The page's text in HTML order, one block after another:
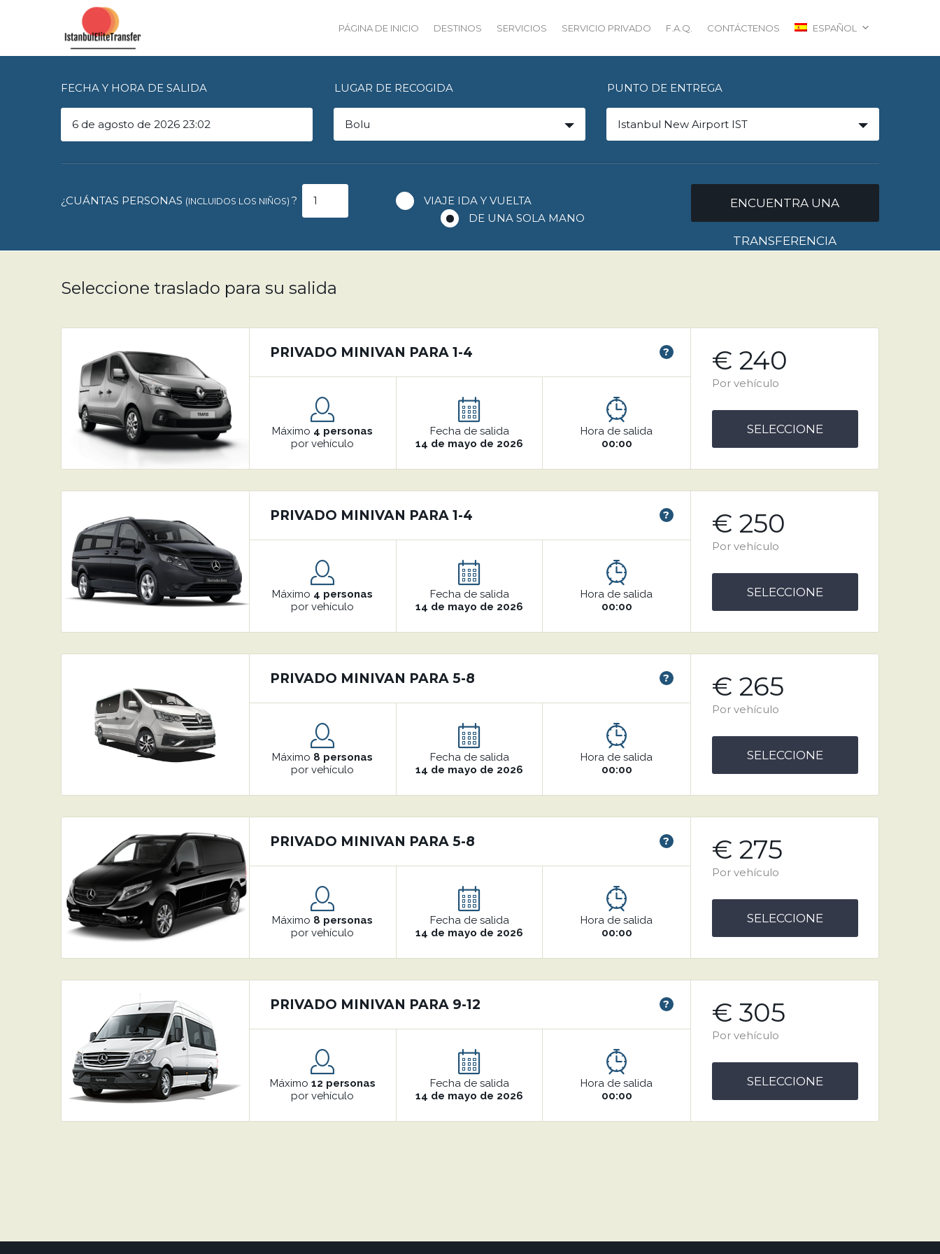
PÁGINA DE INICIO DESTINOS SERVICIOS SERVICIO PRIVADO F.A.Q. CONTÁCTENOS ESPAÑOL
FECHA Y HORA DE SALIDA LUGAR DE RECOGIDA
Bolu
PUNTO DE ENTREGA
Istanbul New Airport IST
¿CUÁNTAS PERSONAS (INCLUIDOS LOS NIÑOS) ?
VIAJE IDA Y VUELTA
DE UNA SOLA MANO
ENCUENTRA UNA
TRANSFERENCIA
Seleccione traslado para su salida
PRIVADO MINIVAN PARA 1-4 ?
Máximo 4 personas
por vehículo
Fecha de salida
14 de mayo de 2026
Hora de salida
00:00
€ 240
Por vehículo
SELECCIONE
PRIVADO MINIVAN PARA 1-4 ?
Máximo 4 personas
por vehículo
Fecha de salida
14 de mayo de 2026
Hora de salida
00:00
€ 250
Por vehículo
SELECCIONE
PRIVADO MINIVAN PARA 5-8 ?
Máximo 8 personas
por vehículo
Fecha de salida
14 de mayo de 2026
Hora de salida
00:00
€ 265
Por vehículo
SELECCIONE
PRIVADO MINIVAN PARA 5-8 ?
Máximo 8 personas
por vehículo
Fecha de salida
14 de mayo de 2026
Hora de salida
00:00
€ 275
Por vehículo
SELECCIONE
PRIVADO MINIVAN PARA 9-12 ?
Máximo 12 personas
por vehículo
Fecha de salida
14 de mayo de 2026
Hora de salida
00:00
€ 305
Por vehículo
SELECCIONE